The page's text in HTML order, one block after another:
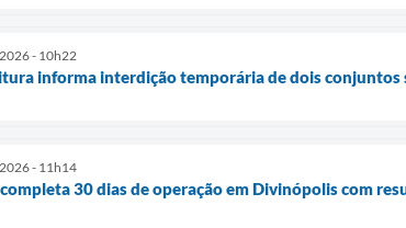
- 10h22
informa interdição temporária de dois
- 11h14
30 dias de operação em Divinópolis com